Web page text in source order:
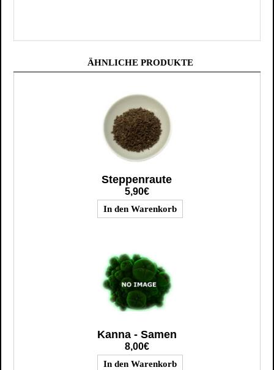
ÄHNLICHE PRODUKTE
Steppenraute
5,90€
Kanna - Samen
8,00€